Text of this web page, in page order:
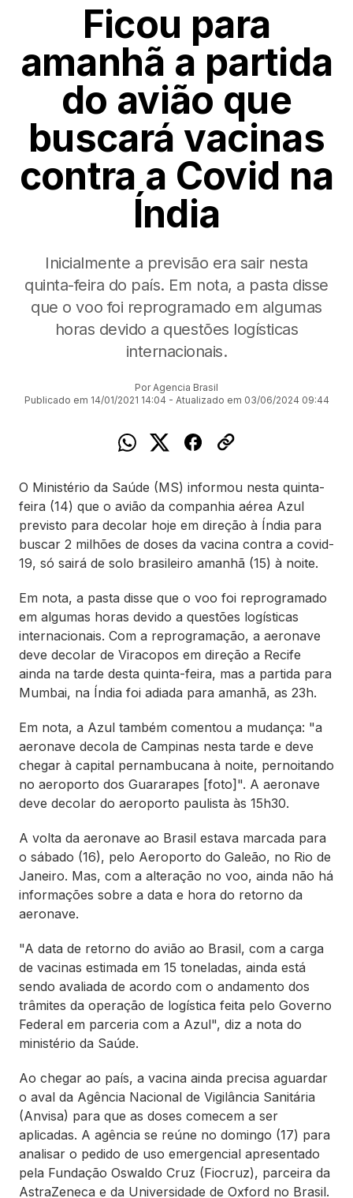
Ficou para
amanhã a partida
do avião que
buscará vacinas
contra a Covid na
Índia
Inicialmente a previsão era sair nesta
quinta-feira do país. Em nota, a pasta disse
que o voo foi reprogramado em algumas
horas devido a questões logísticas
internacionais.
Por Agencia Brasil
Publicado em 14/01/2021 14:04 - Atualizado em 03/06/2024 09:44
O Ministério da Saúde (MS) informou nesta quinta-
feira (14) que o avião da companhia aérea Azul
previsto para decolar hoje em direção à Índia para
buscar 2 milhões de doses da vacina contra a covid-
19, só sairá de solo brasileiro amanhã (15) à noite.
Em nota, a pasta disse que o voo foi reprogramado
em algumas horas devido a questões logísticas
internacionais. Com a reprogramação, a aeronave
deve decolar de Viracopos em direção a Recife
ainda na tarde desta quinta-feira, mas a partida para
Mumbai, na Índia foi adiada para amanhã, as 23h.
Em nota, a Azul também comentou a mudança: "a
aeronave decola de Campinas nesta tarde e deve
chegar à capital pernambucana à noite, pernoitando
no aeroporto dos Guararapes [foto]". A aeronave
deve decolar do aeroporto paulista às 15h30.
A volta da aeronave ao Brasil estava marcada para
o sábado (16), pelo Aeroporto do Galeão, no Rio de
Janeiro. Mas, com a alteração no voo, ainda não há
informações sobre a data e hora do retorno da
aeronave.
"A data de retorno do avião ao Brasil, com a carga
de vacinas estimada em 15 toneladas, ainda está
sendo avaliada de acordo com o andamento dos
trâmites da operação de logística feita pelo Governo
Federal em parceria com a Azul", diz a nota do
ministério da Saúde.
Ao chegar ao país, a vacina ainda precisa aguardar
o aval da Agência Nacional de Vigilância Sanitária
(Anvisa) para que as doses comecem a ser
aplicadas. A agência se reúne no domingo (17) para
analisar o pedido de uso emergencial apresentado
pela Fundação Oswaldo Cruz (Fiocruz), parceira da
AstraZeneca e da Universidade de Oxford no Brasil.